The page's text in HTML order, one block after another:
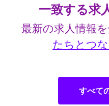
一致する求
最新の求人情報
たちとつ
すべて